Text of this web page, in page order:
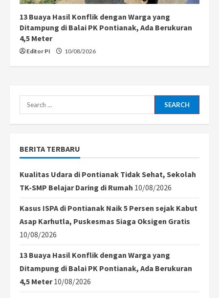
13 Buaya Hasil Konflik dengan Warga yang
Ditampung di Balai PK Pontianak, Ada Berukuran
4,5 Meter
Editor PI 10/08/2026
Search
for:
BERITA TERBARU
Kualitas Udara di Pontianak Tidak Sehat, Sekolah
TK-SMP Belajar Daring di Rumah 10/08/2026
Kasus ISPA di Pontianak Naik 5 Persen sejak Kabut
Asap Karhutla, Puskesmas Siaga Oksigen Gratis
10/08/2026
13 Buaya Hasil Konflik dengan Warga yang
Ditampung di Balai PK Pontianak, Ada Berukuran
4,5 Meter 10/08/2026